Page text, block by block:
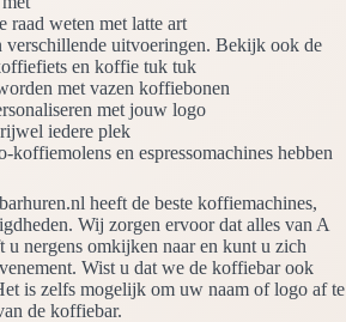
raad weten met latte art
uitvoeringen. Bekijk ook de
en koffie tuk tuk
met vazen koffiebonen
met jouw logo
iedere plek
koffiemolens en espressomachines hebben
heeft de beste koffiemachines,
Wij zorgen ervoor dat alles van A
u nergens omkijken naar en kunt u zich
Wist u dat we de koffiebar ook
is zelfs mogelijk om uw naam of logo af te
de koffiebar.